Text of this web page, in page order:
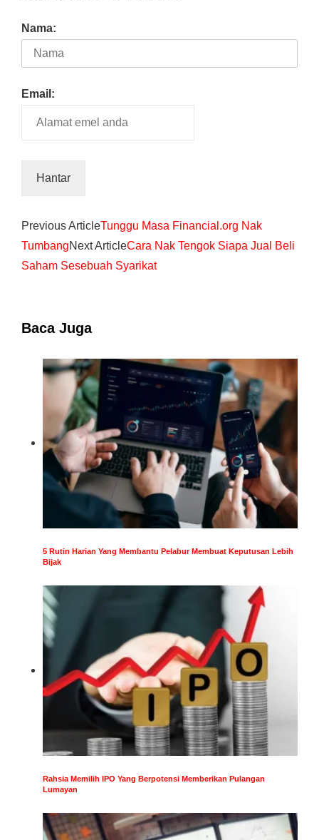
Nama:
Email:
Previous ArticleTunggu Masa Financial.org Nak
TumbangNext ArticleCara Nak Tengok Siapa Jual Beli
Saham Sesebuah Syarikat
Baca Juga
5 Rutin Harian Yang Membantu Pelabur Membuat Keputusan Lebih
Bijak
Rahsia Memilih IPO Yang Berpotensi Memberikan Pulangan
Lumayan